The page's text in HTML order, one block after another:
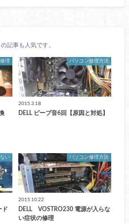
の記事も人気です。
理 パソコン修理方法
2015.3.18
DELL ビープ音6回【原因と対処】
い
ド
パソコン修理方法
2015.10.22
DELL VOSTRO230 電源が入らな
い症状の修理